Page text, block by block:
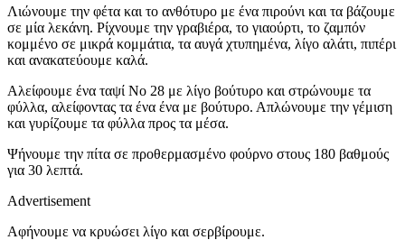
Λιώνουμε την φέτα και το ανθότυρο με ένα πιρούνι και τα βάζουμε
σε μία λεκάνη. Ρίχνουμε την γραβιέρα, το γιαούρτι, το ζαμπόν
κομμένο σε μικρά κομμάτια, τα αυγά χτυπημένα, λίγο αλάτι, πιπέρι
και ανακατεύουμε καλά.
Αλείφουμε ένα ταψί Νο 28 με λίγο βούτυρο και στρώνουμε τα
φύλλα, αλείφοντας τα ένα ένα με βούτυρο. Απλώνουμε την γέμιση
και γυρίζουμε τα φύλλα προς τα μέσα.
Ψήνουμε την πίτα σε προθερμασμένο φούρνο στους 180 βαθμούς
για 30 λεπτά.
Advertisement
Αφήνουμε να κρυώσει λίγο και σερβίρουμε.